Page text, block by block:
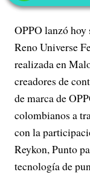
OPPO lanzó hoy
Reno Universe
realizada en
creadores de
de marca de
colombianos a
con la
Reykon, Punto
tecnología de